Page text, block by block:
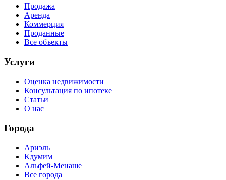
Продажа
Аренда
Коммерция
Проданные
Все объекты
Услуги
Оценка недвижимости
Консультация по ипотеке
Статьи
О нас
Города
Ариэль
Кдумим
Альфей-Менаше
Все города